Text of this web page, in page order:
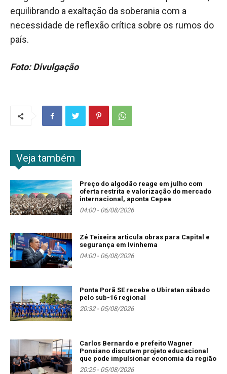
equilibrando a exaltação da soberania com a
necessidade de reflexão crítica sobre os rumos do
país.
Foto: Divulgação
Veja também
Preço do algodão reage em julho com
oferta restrita e valorização do mercado
internacional, aponta Cepea
04:00 - 06/08/2026
Zé Teixeira articula obras para Capital e
segurança em Ivinhema
04:00 - 06/08/2026
Ponta Porã SE recebe o Ubiratan sábado
pelo sub-16 regional
20:32 - 05/08/2026
Carlos Bernardo e prefeito Wagner
Ponsiano discutem projeto educacional
que pode impulsionar economia da região
20:25 - 05/08/2026